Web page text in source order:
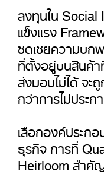
ลงทุนใน
แข็งแรง
ชดเชยความบ
ที่ตั้งอยู่บนสินค้
ส่งมอบไม่ได้ จะ
กว่าการไม่ประ
เลือกองค์ประก
ธุรกิจ การที่
Heirloom สำคั